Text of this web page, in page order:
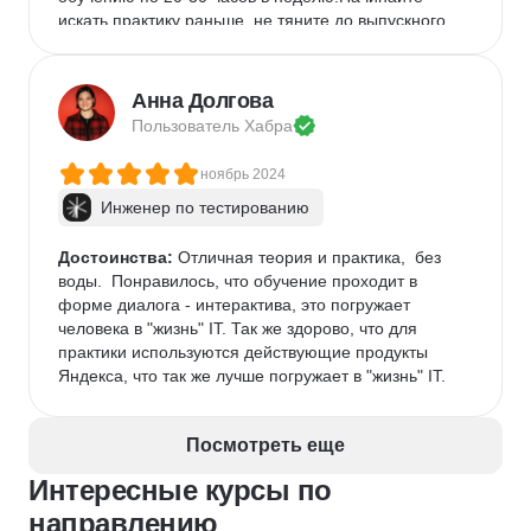
искать практику раньше, не тяните до выпускного.
Анна Долгова
Пользователь Хабра
ноябрь 2024
Инженер по тестированию
Достоинства: Отличная теория и практика,  без
воды.  Понравилось, что обучение проходит в
форме диалога - интерактива, это погружает
человека в "жизнь" IT. Так же здорово, что для
практики используются действующие продукты
Яндекса, что так же лучше погружает в "жизнь" IT.
Посмотреть еще
Интересные курсы по
направлению